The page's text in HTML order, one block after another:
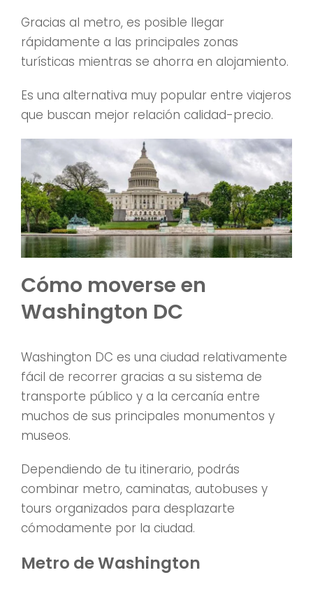
Gracias al metro, es posible llegar
rápidamente a las principales zonas
turísticas mientras se ahorra en alojamiento.
Es una alternativa muy popular entre viajeros
que buscan mejor relación calidad-precio.
Cómo moverse en
Washington DC
Washington DC es una ciudad relativamente
fácil de recorrer gracias a su sistema de
transporte público y a la cercanía entre
muchos de sus principales monumentos y
museos.
Dependiendo de tu itinerario, podrás
combinar metro, caminatas, autobuses y
tours organizados para desplazarte
cómodamente por la ciudad.
Metro de Washington